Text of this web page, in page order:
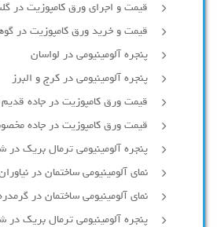
قیمت و اجرای ورق کامپوزیت در
قیمت و خرید ورق کامپوزیت در
پنجره آلومینیومی در لواسان
پنجره آلومینیومی در کرج و البرز
قیمت ورق کامپوزیت در جاده
قیمت ورق کامپوزیت در جاده
پنجره آلومینیومی ترمال بریک
نمای آلومینیومی ساختمان در
نمای آلومینیومی ساختمان در
پنجره آلومینیومی ترمال بریک در